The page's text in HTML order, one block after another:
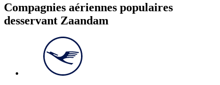
Compagnies aériennes populaires
desservant Zaandam